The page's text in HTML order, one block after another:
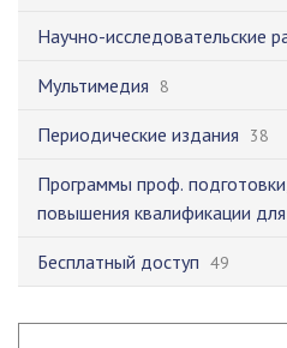
Научно-исследовательские
Мультимедия 8
Периодические издания 38
Программы проф.
повышения квалификации
Бесплатный доступ 49